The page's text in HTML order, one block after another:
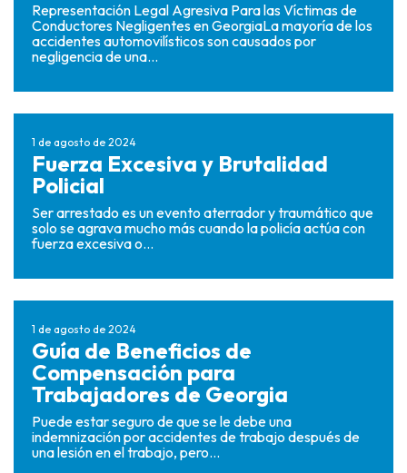
Representación Legal Agresiva Para las Víctimas de
Conductores Negligentes en GeorgiaLa mayoría de los
accidentes automovilísticos son causados por
negligencia de una...
1 de agosto de 2024
Fuerza Excesiva y Brutalidad
Policial
Ser arrestado es un evento aterrador y traumático que
solo se agrava mucho más cuando la policía actúa con
fuerza excesiva o...
1 de agosto de 2024
Guía de Beneficios de
Compensación para
Trabajadores de Georgia
Puede estar seguro de que se le debe una
indemnización por accidentes de trabajo después de
una lesión en el trabajo, pero...